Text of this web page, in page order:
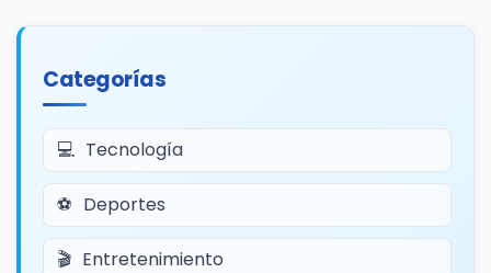
Categorías
Tecnología
Deportes
Entretenimiento